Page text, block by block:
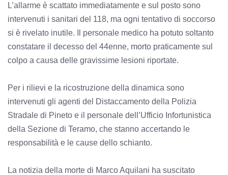
L’allarme è scattato immediatamente e sul posto sono
intervenuti i sanitari del 118, ma ogni tentativo di soccorso
si è rivelato inutile. Il personale medico ha potuto soltanto
constatare il decesso del 44enne, morto praticamente sul
colpo a causa delle gravissime lesioni riportate.
Per i rilievi e la ricostruzione della dinamica sono
intervenuti gli agenti del Distaccamento della Polizia
Stradale di Pineto e il personale dell’Ufficio Infortunistica
della Sezione di Teramo, che stanno accertando le
responsabilità e le cause dello schianto.
La notizia della morte di Marco Aquilani ha suscitato